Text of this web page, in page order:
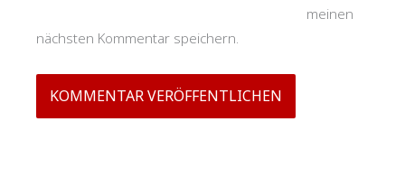
meinen
nächsten Kommentar speichern.